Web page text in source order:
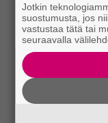
Jotkin
suostumusta, jos
vastustaa tätä tai
seuraavalla